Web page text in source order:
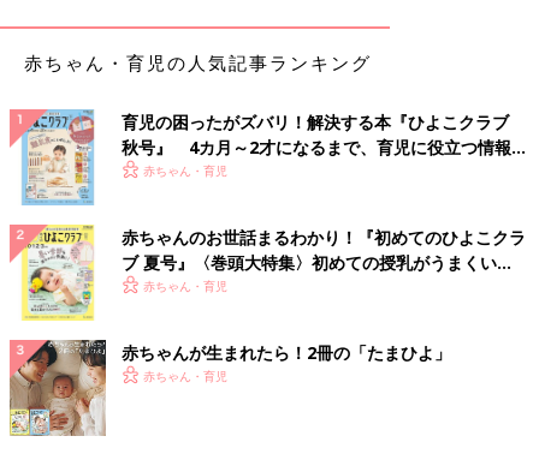
赤ちゃん・育児の人気記事ランキング
育児の困ったがズバリ！解決する本『ひよこクラブ
秋号』 4カ月～2才になるまで、育児に役立つ情報が
いっぱい！
赤ちゃん・育児
赤ちゃんのお世話まるわかり！『初めてのひよこクラ
ブ 夏号』〈巻頭大特集〉初めての授乳がうまくい
く！ おっぱい・ミルクの基本と夏のトラブル 解決テ
赤ちゃん・育児
赤ちゃんが生まれたら！2冊の「たまひよ」
赤ちゃん・育児